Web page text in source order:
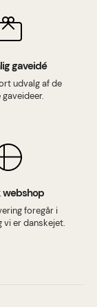
gaveidé
udvalg af de
webshop
foregår i
vi er danskejet.